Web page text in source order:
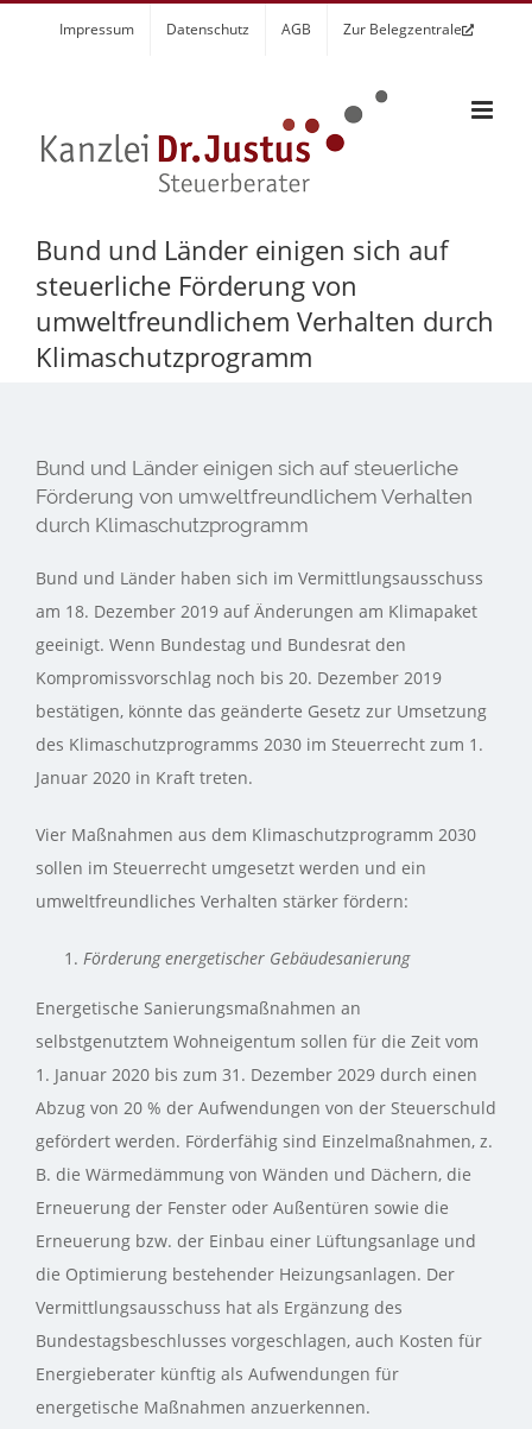
Impressum Datenschutz AGB Zur Belegzentrale
Bund und Länder einigen sich auf
steuerliche Förderung von
umweltfreundlichem Verhalten durch
Klimaschutzprogramm
Bund und Länder einigen sich auf steuerliche
Förderung von umweltfreundlichem Verhalten
durch Klimaschutzprogramm
Bund und Länder haben sich im Vermittlungsausschuss
am 18. Dezember 2019 auf Änderungen am Klimapaket
geeinigt. Wenn Bundestag und Bundesrat den
Kompromissvorschlag noch bis 20. Dezember 2019
bestätigen, könnte das geänderte Gesetz zur Umsetzung
des Klimaschutzprogramms 2030 im Steuerrecht zum 1.
Januar 2020 in Kraft treten.
Vier Maßnahmen aus dem Klimaschutzprogramm 2030
sollen im Steuerrecht umgesetzt werden und ein
umweltfreundliches Verhalten stärker fördern:
Förderung energetischer Gebäudesanierung
Energetische Sanierungsmaßnahmen an
selbstgenutztem Wohneigentum sollen für die Zeit vom
1. Januar 2020 bis zum 31. Dezember 2029 durch einen
Abzug von 20 % der Aufwendungen von der Steuerschuld
gefördert werden. Förderfähig sind Einzelmaßnahmen, z.
B. die Wärmedämmung von Wänden und Dächern, die
Erneuerung der Fenster oder Außentüren sowie die
Erneuerung bzw. der Einbau einer Lüftungsanlage und
die Optimierung bestehender Heizungsanlagen. Der
Vermittlungsausschuss hat als Ergänzung des
Bundestagsbeschlusses vorgeschlagen, auch Kosten für
Energieberater künftig als Aufwendungen für
energetische Maßnahmen anzuerkennen.